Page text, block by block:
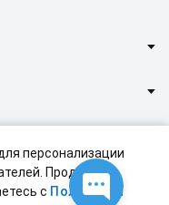
персонализации
Продолжая
с Политикой